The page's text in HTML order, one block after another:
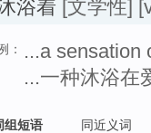
浴着 [文学性]
：
...a sensation
...一种沐浴在
组短语 同近义词